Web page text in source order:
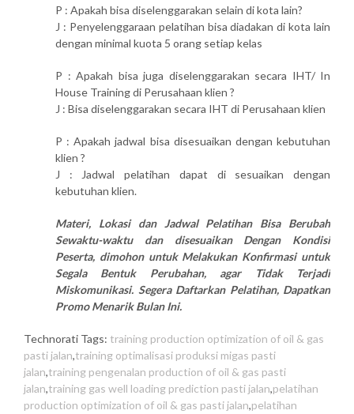
P : Apakah bisa diselenggarakan selain di kota lain?
J : Penyelenggaraan pelatihan bisa diadakan di kota lain
dengan minimal kuota 5 orang setiap kelas
P : Apakah bisa juga diselenggarakan secara IHT/ In
House Training di Perusahaan klien ?
J : Bisa diselenggarakan secara IHT di Perusahaan klien
P : Apakah jadwal bisa disesuaikan dengan kebutuhan
klien ?
J : Jadwal pelatihan dapat di sesuaikan dengan
kebutuhan klien.
Materi, Lokasi dan Jadwal Pelatihan Bisa Berubah
Sewaktu-waktu dan disesuaikan Dengan Kondisi
Peserta, dimohon untuk Melakukan Konfirmasi untuk
Segala Bentuk Perubahan, agar Tidak Terjadi
Miskomunikasi. Segera Daftarkan Pelatihan, Dapatkan
Promo Menarik Bulan Ini.
Technorati Tags: training production optimization of oil & gas
pasti jalan,training optimalisasi produksi migas pasti
jalan,training pengenalan production of oil & gas pasti
jalan,training gas well loading prediction pasti jalan,pelatihan
production optimization of oil & gas pasti jalan,pelatihan